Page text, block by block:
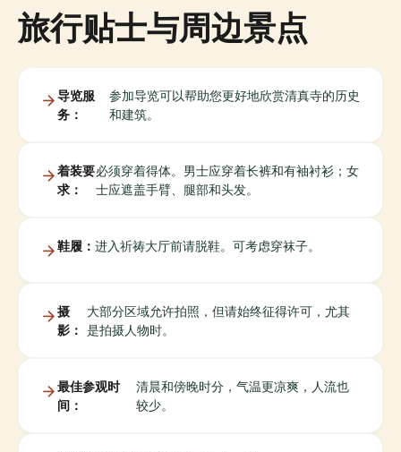
旅行贴士与周边景点
导览服
务：
参加导览可以帮助您更好地欣赏清真寺的历史
和建筑。
着装要
求：
必须穿着得体。男士应穿着长裤和有袖衬衫；女
士应遮盖手臂、腿部和头发。
鞋履： 进入祈祷大厅前请脱鞋。可考虑穿袜子。
摄
影：
大部分区域允许拍照，但请始终征得许可，尤其
是拍摄人物时。
最佳参观时
间：
清晨和傍晚时分，气温更凉爽，人流也
较少。